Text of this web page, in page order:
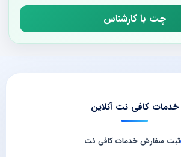
چت با کارشناس
خدمات کافی نت آنلاین
ثبت سفارش خدمات کافی‌ نت